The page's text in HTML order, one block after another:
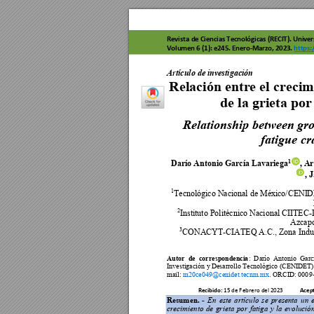
Revista de Ciencias Tecnológicas (RECIT). Uni
Volumen 6 (1): e245. Enero-Marzo, 2023. ht
Artículo de investigación
Relación entre el
de la grieta
Relationship between
fatigue
Darío Antonio García Lavariega1,
,
1Tecnológico Nacional de México/CENI
2Instituto Politécnico Nacional
3CONACYT-CIATEQ A.C., Zona
Autor de correspondencia: Darío Antonio
Investigación y Desarrollo Tecnológico
mail: m20ce049@cenidet.tecnm.mx. ORCID: 0009-
Recibido: 15 de Febrero del 2023
Resumen. - En este artículo se presenta un
crecimiento de grieta por fatiga y la